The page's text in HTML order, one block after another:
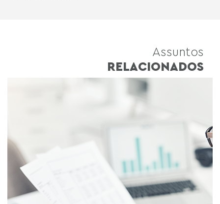
Assuntos
RELACIONADOS